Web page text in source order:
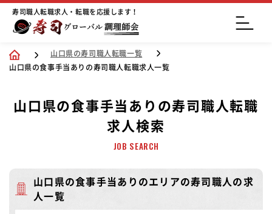
寿司職人転職求人・転職を応援します！
山口県の寿司職人転職一覧
山口県の食事手当ありの寿司職人転職求人一覧
山口県の食事手当ありの寿司職人転職
求人検索
JOB SEARCH
山口県の食事手当ありのエリアの寿司職人の求
人一覧